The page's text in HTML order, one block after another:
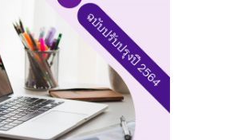
be
chosen
on
the
product
page